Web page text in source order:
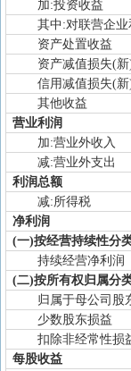
加:投资收益
其中:对联营企
资产处置收益
资产减值损失(新
信用减值损失(新
其他收益
营业利润
加:营业外收入
减:营业外支出
利润总额
减:所得税
净利润
(一)按经营持续性分
持续经营净利润
(二)按所有权归属分
归属于母公司股
少数股东损益
扣除非经常性损
每股收益